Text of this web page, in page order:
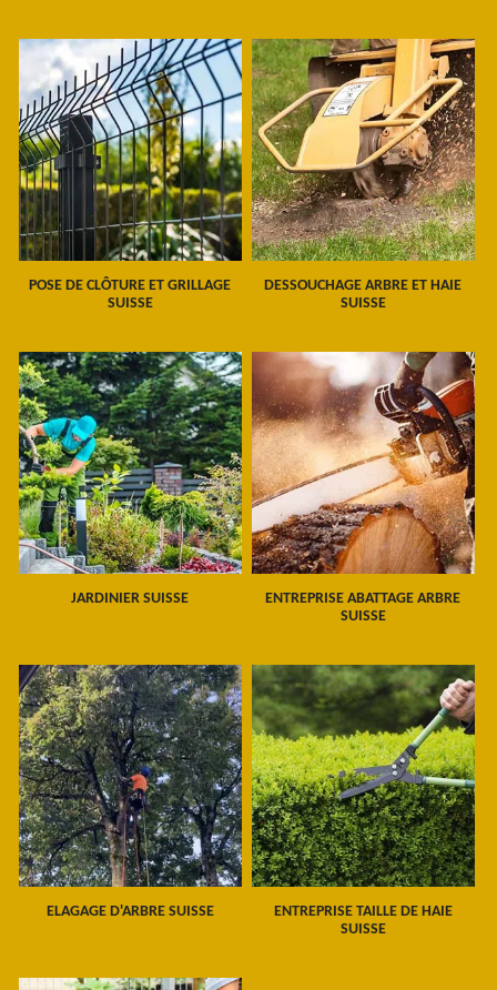
POSE DE CLÔTURE ET GRILLAGE
SUISSE
DESSOUCHAGE ARBRE ET HAIE
SUISSE
JARDINIER SUISSE
ENTREPRISE ABATTAGE ARBRE
SUISSE
ELAGAGE D'ARBRE SUISSE
ENTREPRISE TAILLE DE HAIE
SUISSE